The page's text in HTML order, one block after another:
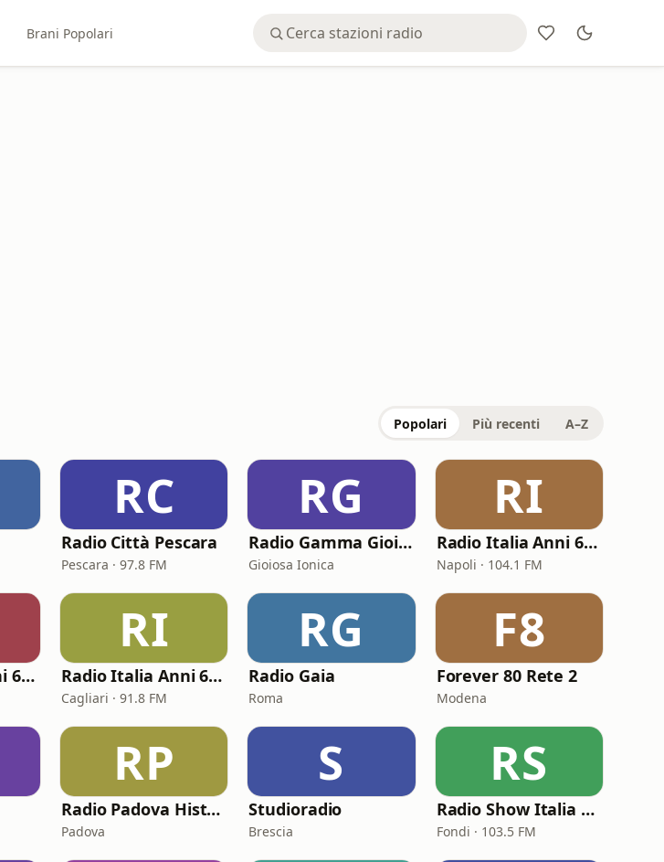
Brani Popolari
Popolari Più recenti A–Z
RC
Radio Città Pescara
Pescara · 97.8 FM
RG
Radio Gamma Gioiosa Golden Hits
Gioiosa Ionica
RI
Radio Italia Anni 60 - Napoli
Napoli · 104.1 FM
Radio Italia Anni 60 - Torino
RI
Radio Italia Anni 60 - Cagliari
Cagliari · 91.8 FM
RG
Radio Gaia
Roma
F8
Forever 80 Rete 2
Modena
RP
Radio Padova History
Padova
S
Studioradio
Brescia
RS
Radio Show Italia 103e5
Fondi · 103.5 FM